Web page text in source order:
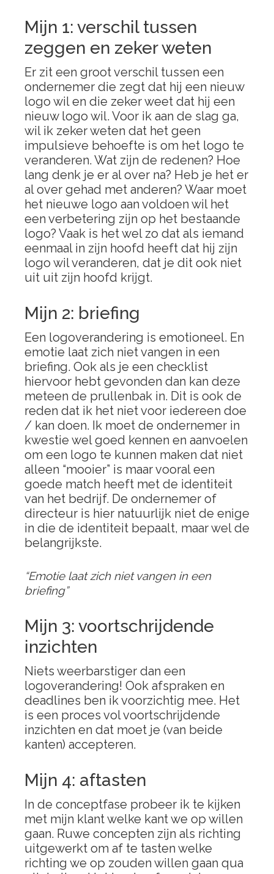
Mijn 1: verschil tussen
zeggen en zeker weten
Er zit een groot verschil tussen een
ondernemer die zegt dat hij een nieuw
logo wil en die zeker weet dat hij een
nieuw logo wil. Voor ik aan de slag ga,
wil ik zeker weten dat het geen
impulsieve behoefte is om het logo te
veranderen. Wat zijn de redenen? Hoe
lang denk je er al over na? Heb je het er
al over gehad met anderen? Waar moet
het nieuwe logo aan voldoen wil het
een verbetering zijn op het bestaande
logo? Vaak is het wel zo dat als iemand
eenmaal in zijn hoofd heeft dat hij zijn
logo wil veranderen, dat je dit ook niet
uit uit zijn hoofd krijgt.
Mijn 2: briefing
Een logoverandering is emotioneel. En
emotie laat zich niet vangen in een
briefing. Ook als je een checklist
hiervoor hebt gevonden dan kan deze
meteen de prullenbak in. Dit is ook de
reden dat ik het niet voor iedereen doe
/ kan doen. Ik moet de ondernemer in
kwestie wel goed kennen en aanvoelen
om een logo te kunnen maken dat niet
alleen “mooier” is maar vooral een
goede match heeft met de identiteit
van het bedrijf. De ondernemer of
directeur is hier natuurlijk niet de enige
in die de identiteit bepaalt, maar wel de
belangrijkste.
“Emotie laat zich niet vangen in een
briefing”
Mijn 3: voortschrijdende
inzichten
Niets weerbarstiger dan een
logoverandering! Ook afspraken en
deadlines ben ik voorzichtig mee. Het
is een proces vol voortschrijdende
inzichten en dat moet je (van beide
kanten) accepteren.
Mijn 4: aftasten
In de conceptfase probeer ik te kijken
met mijn klant welke kant we op willen
gaan. Ruwe concepten zijn als richting
uitgewerkt om af te tasten welke
richting we op zouden willen gaan qua